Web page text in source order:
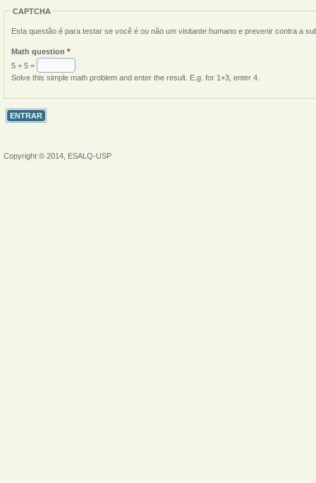
CAPTCHA
Esta questão é para testar se você é ou não um visitante humano e prevenir contra a
Math question *
5 + 5 =
Solve this simple math problem and enter the result. E.g. for 1+3, enter 4.
Copyright © 2014, ESALQ-USP